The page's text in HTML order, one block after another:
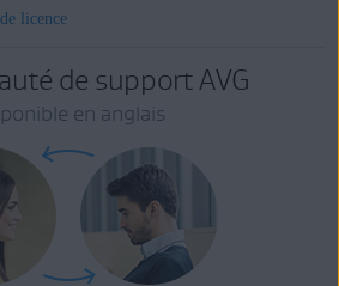
licence
de support AVG
en anglais